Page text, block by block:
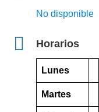
No disponible
Horarios
Lunes
Martes